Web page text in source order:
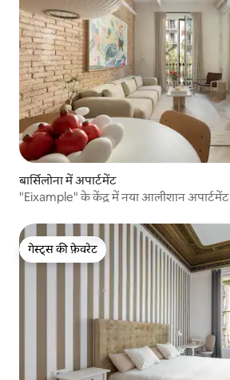
बार्सिलोना में अपार्टमेंट
"Eixample" के केंद्र में नया आलीशान अपार्टमेंट
गेस्ट्स की फ़ेवरेट
गेस्ट्स की फ़ेवरेट